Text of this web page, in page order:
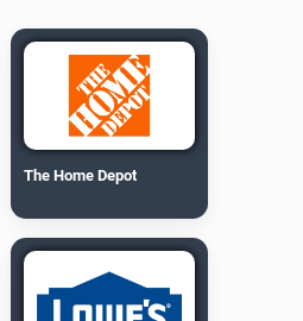
The Home Depot